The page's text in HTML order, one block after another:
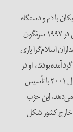
با دم و دستگاه
کمالیست‌های ترکیه درگیر و در پی یک کودتای نظامی در ۱۹۹۷ سرنگون
اسلام‌گرا یاری
آمده بودند، او در
آغاز می‌کوشید حزب اربکان را احیا کند و سپس در سال ۲۰۰۱ با تأسیس
این حزب
خارج کشور شکل